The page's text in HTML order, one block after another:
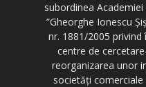
subordinea
”Gheorghe Ionescu
nr. 1881/2005
centre de
reorganizarea unor
societăți